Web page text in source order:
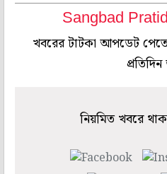
Sangbad
খবরের টাটকা আপডেট
নিয়মিত খবরে